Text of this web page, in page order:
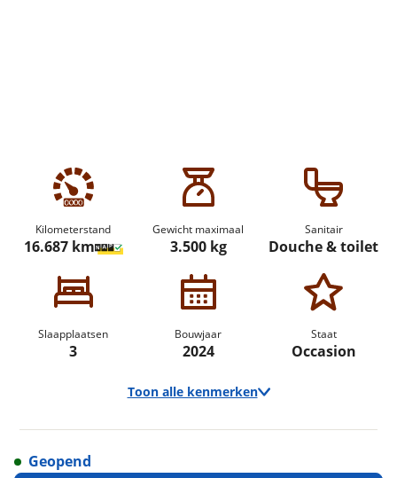
Kilometerstand
16.687 km
Gewicht maximaal
3.500 kg
Sanitair
Douche & toilet
Slaapplaatsen
3
Bouwjaar
2024
Staat
Occasion
Toon alle kenmerken
Geopend